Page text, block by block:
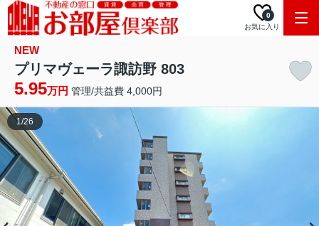
お気に入り
0
NEW
プリマヴェーラ諏訪野 803
5.95万円 管理/共益費 4,000円
1/26